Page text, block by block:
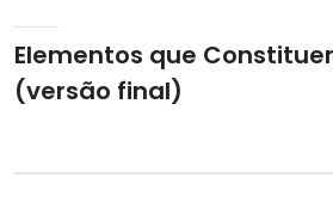
Elementos que
(versão final)